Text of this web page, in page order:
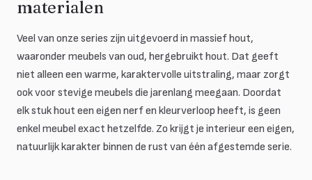
materialen
Veel van onze series zijn uitgevoerd in massief hout,
waaronder meubels van oud, hergebruikt hout. Dat geeft
niet alleen een warme, karaktervolle uitstraling, maar zorgt
ook voor stevige meubels die jarenlang meegaan. Doordat
elk stuk hout een eigen nerf en kleurverloop heeft, is geen
enkel meubel exact hetzelfde. Zo krijgt je interieur een eigen,
natuurlijk karakter binnen de rust van één afgestemde serie.